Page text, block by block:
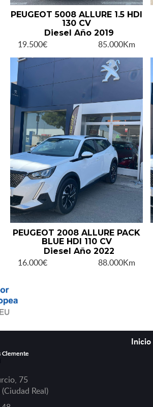
PEUGEOT 5008 ALLURE 1.5 HDI
130 CV
Diesel Año 2019
19.500€ 85.000Km
PEUGEOT 2008 ALLURE PACK
BLUE HDI 110 CV
Diesel Año 2022
16.000€ 88.000Km
75
Real)
Inicio